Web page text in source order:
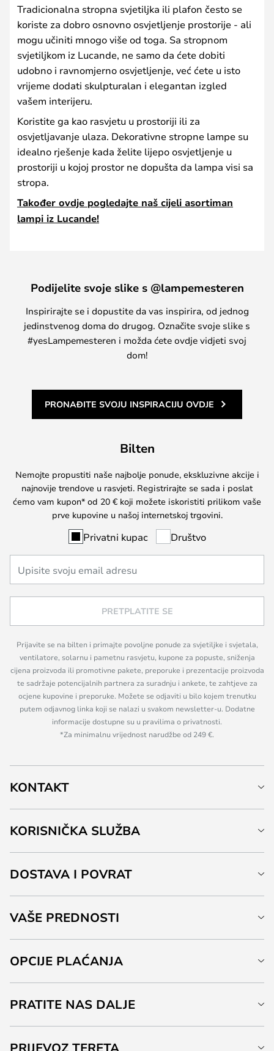
Tradicionalna stropna svjetiljka ili plafon često se
koriste za dobro osnovno osvjetljenje prostorije - ali
mogu učiniti mnogo više od toga. Sa stropnom
svjetiljkom iz Lucande, ne samo da ćete dobiti
udobno i ravnomjerno osvjetljenje, već ćete u isto
vrijeme dodati skulpturalan i elegantan izgled
vašem interijeru.
Koristite ga kao rasvjetu u prostoriji ili za
osvjetljavanje ulaza. Dekorativne stropne lampe su
idealno rješenje kada želite lijepo osvjetljenje u
prostoriji u kojoj prostor ne dopušta da lampa visi sa
stropa.
Također ovdje pogledajte naš cijeli asortiman
lampi iz Lucande!
Podijelite svoje slike s @lampemesteren
Inspirirajte se i dopustite da vas inspirira, od jednog
jedinstvenog doma do drugog. Označite svoje slike s
#yesLampemesteren i možda ćete ovdje vidjeti svoj
dom!
PRONAĐITE SVOJU INSPIRACIJU OVDJE
Bilten
Nemojte propustiti naše najbolje ponude, ekskluzivne akcije i
najnovije trendove u rasvjeti. Registrirajte se sada i poslat
ćemo vam kupon* od 20 € koji možete iskoristiti prilikom vaše
prve kupovine u našoj internetskoj trgovini.
Privatni kupac Društvo
PRETPLATITE SE
Prijavite se na bilten i primajte povoljne ponude za svjetiljke i svjetala,
ventilatore, solarnu i pametnu rasvjetu, kupone za popuste, sniženja
cijena proizvoda ili promotivne pakete, preporuke i prezentacije proizvoda
te sadržaje potencijalnih partnera za suradnju i ankete, te zahtjeve za
ocjene kupovine i preporuke. Možete se odjaviti u bilo kojem trenutku
putem odjavnog linka koji se nalazi u svakom newsletter-u. Dodatne
informacije dostupne su u pravilima o privatnosti.
*Za minimalnu vrijednost narudžbe od 249 €.
KONTAKT
KORISNIČKA SLUŽBA
DOSTAVA I POVRAT
VAŠE PREDNOSTI
OPCIJE PLAĆANJA
PRATITE NAS DALJE
PRIJEVOZ TERETA